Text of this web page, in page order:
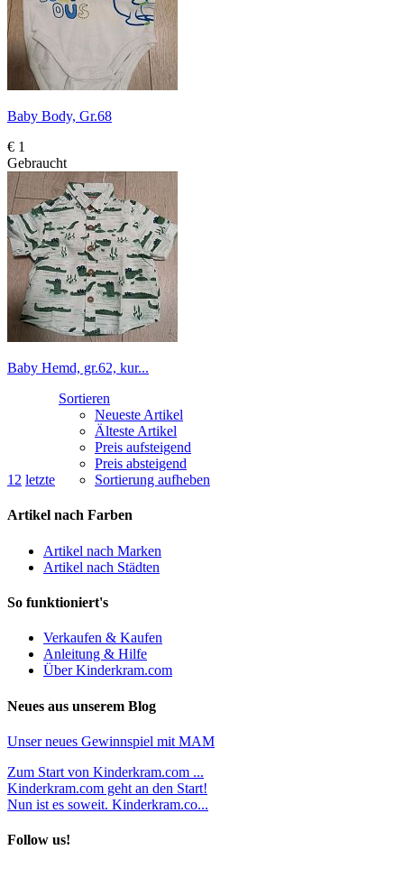
Baby Body, Gr.68
€ 1
Gebraucht
Baby Hemd, gr.62, kur...
1 2 letzte
Sortieren
Neueste Artikel
Älteste Artikel
Preis aufsteigend
Preis absteigend
Sortierung aufheben
Artikel nach Farben
Artikel nach Marken
Artikel nach Städten
So funktioniert's
Verkaufen & Kaufen
Anleitung & Hilfe
Über Kinderkram.com
Neues aus unserem Blog
Unser neues Gewinnspiel mit MAM
Zum Start von Kinderkram.com ...
Kinderkram.com geht an den Start!
Nun ist es soweit. Kinderkram.co...
Follow us!